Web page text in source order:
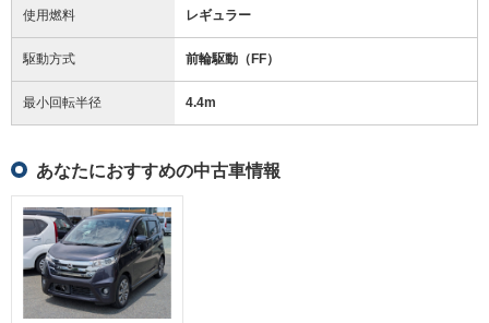
使用燃料 レギュラー
駆動方式 前輪駆動（FF）
最小回転半径 4.4m
あなたにおすすめの中古車情報